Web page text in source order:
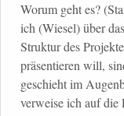
Worum geht es?
ich (Wiesel) über
Struktur des
präsentieren will,
geschieht im
verweise ich auf die